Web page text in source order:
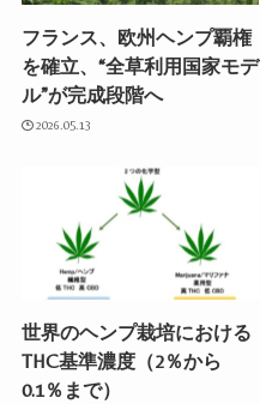
フランス、欧州ヘンプ覇権
を確立、“全草利用国家モデ
ル”が完成段階へ
2026.05.13
世界のヘンプ栽培における
THC基準濃度（2％から
0.1％まで）